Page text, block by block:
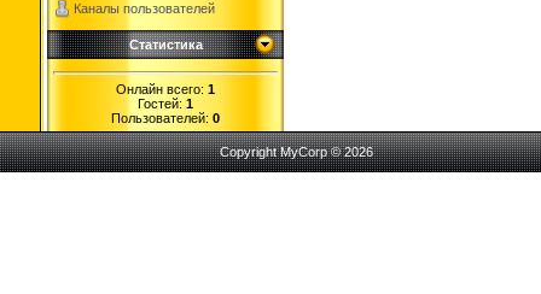
Каналы пользователей
Статистика
Онлайн всего: 1
Гостей: 1
Пользователей: 0
Copyright MyCorp © 2026